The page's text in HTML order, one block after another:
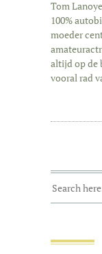
Tom
100%
moeder
altijd op de
vooral rad